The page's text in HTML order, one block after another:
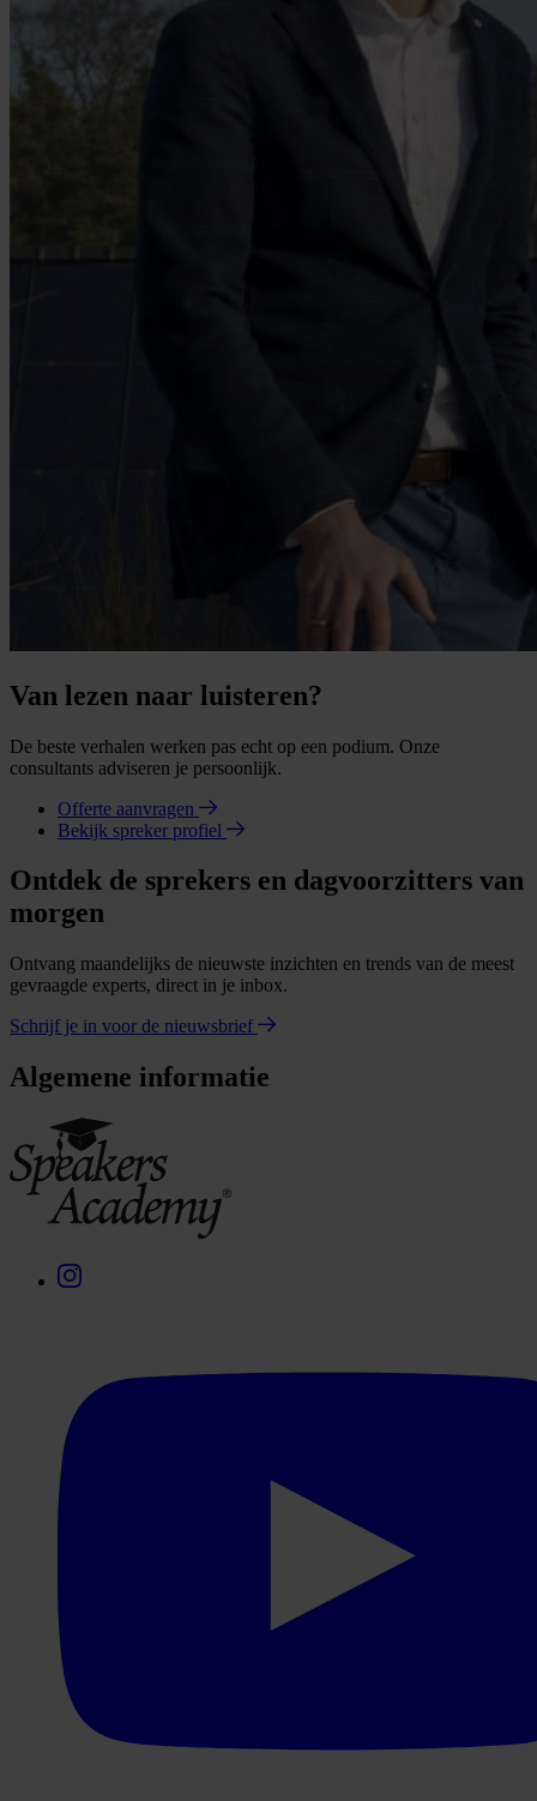
Van lezen naar luisteren?
De beste verhalen werken pas echt op een podium. Onze
consultants adviseren je persoonlijk.
Offerte aanvragen
Bekijk spreker profiel
Ontdek de sprekers en dagvoorzitters van
morgen
Ontvang maandelijks de nieuwste inzichten en trends van de meest
gevraagde experts, direct in je inbox.
Schrijf je in voor de nieuwsbrief
Algemene informatie